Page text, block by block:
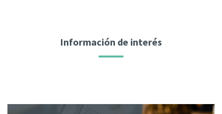
Información de interés